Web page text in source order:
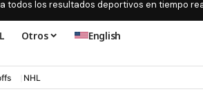
todos los resultados deportivos en tiempo
Otros English
NHL